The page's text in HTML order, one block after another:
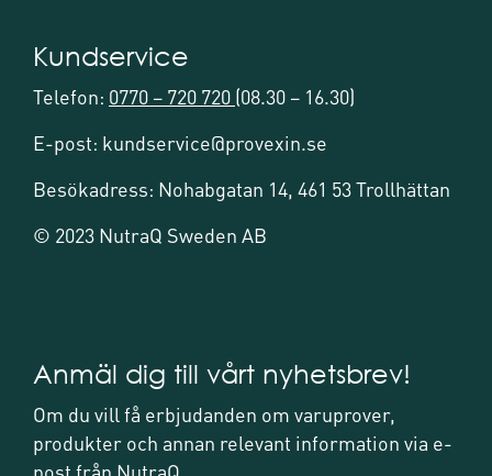
Kundservice
Telefon: 0770 – 720 720 (08.30 – 16.30)
E-post: kundservice@provexin.se
Besökadress: Nohabgatan 14, 461 53 Trollhättan
© 2023 NutraQ Sweden AB
Anmäl dig till vårt nyhetsbrev!
Om du vill få erbjudanden om varuprover,
produkter och annan relevant information via e-